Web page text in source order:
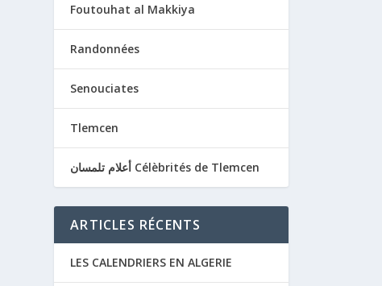
Foutouhat al Makkiya
Randonnées
Senouciates
Tlemcen
أعلام تلمسان Célèbrités de Tlemcen
ARTICLES RÉCENTS
LES CALENDRIERS EN ALGERIE